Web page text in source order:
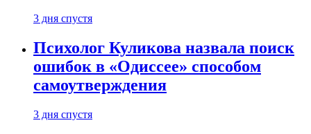
3 дня спустя
Психолог Куликова назвала поиск
ошибок в «Одиссее» способом
самоутверждения
3 дня спустя